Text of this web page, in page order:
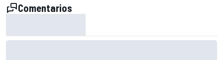
Comentarios